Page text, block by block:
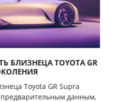
БЛИЗНЕЦА TOYOTA GR
Toyota GR Supra
данным,